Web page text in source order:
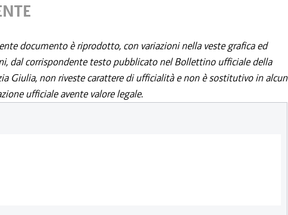
documento è riprodotto, con variazioni nella veste grafica ed
dal corrispondente testo pubblicato nel Bollettino ufficiale della
Giulia, non riveste carattere di ufficialità e non è sostitutivo in alcun
ufficiale avente valore legale.